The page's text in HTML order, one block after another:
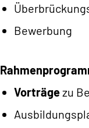
Bewerbung
Vorträgezu